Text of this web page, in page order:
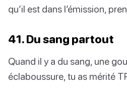
qu’il est dans l’émission,
41. Du sang partout
Quand il y a du sang, une
éclaboussure, tu as mérité